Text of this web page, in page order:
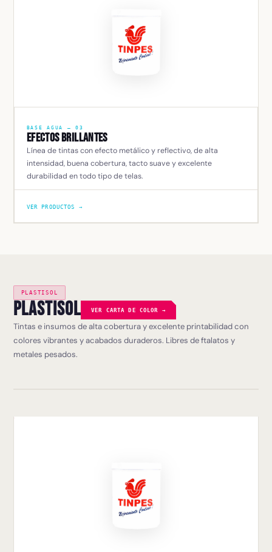
BASE AGUA — 03
Efectos Brillantes
Línea de tintas con efecto metálico y reflectivo, de alta
intensidad, buena cobertura, tacto suave y excelente
durabilidad en todo tipo de telas.
VER PRODUCTOS →
PLASTISOL
Plastisol VER CARTA DE COLOR →
Tintas e insumos de alta cobertura y excelente printabilidad con
colores vibrantes y acabados duraderos. Libres de ftalatos y
metales pesados.